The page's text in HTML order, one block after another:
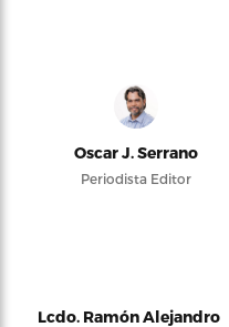
Oscar J. Serrano
Periodista Editor
Lcdo. Ramón Alejandro